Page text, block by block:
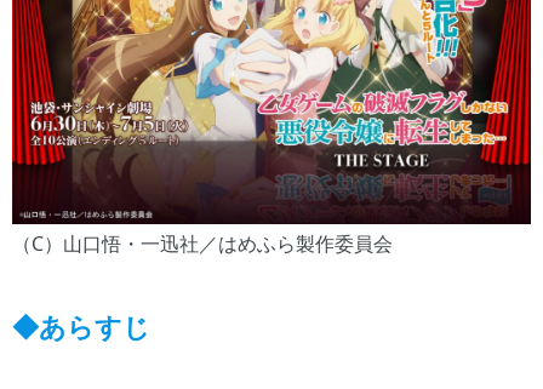
（C）山口悟・一迅社／はめふら製作委員会
◆あらすじ